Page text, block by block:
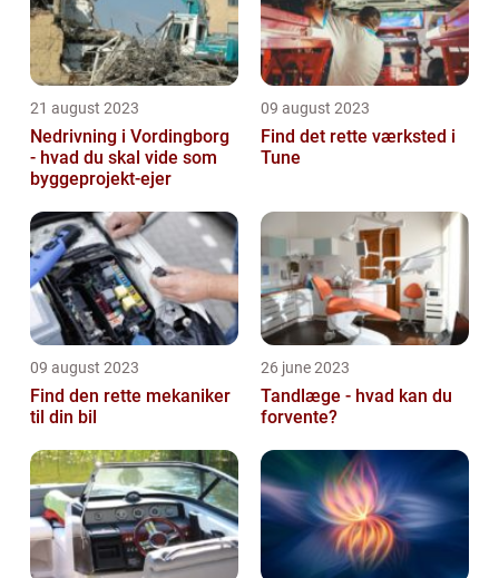
21 august 2023
Nedrivning i Vordingborg
- hvad du skal vide som
byggeprojekt-ejer
09 august 2023
Find det rette værksted i
Tune
09 august 2023
Find den rette mekaniker
til din bil
26 june 2023
Tandlæge - hvad kan du
forvente?